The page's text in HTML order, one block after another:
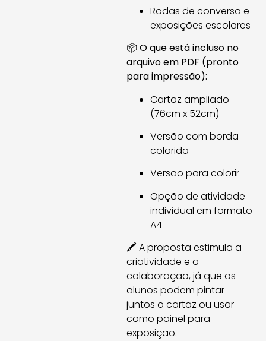
Rodas de conversa e
exposições escolares
📦 O que está incluso no
arquivo em PDF (pronto
para impressão):
Cartaz ampliado
(76cm x 52cm)
Versão com borda
colorida
Versão para colorir
Opção de atividade
individual em formato
A4
🖍️ A proposta estimula a
criatividade e a
colaboração, já que os
alunos podem pintar
juntos o cartaz ou usar
como painel para
exposição.